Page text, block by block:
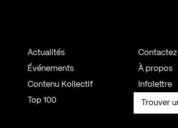
Actualités
Événements
Contenu Kollectif
Top 100
À propos
Infolettre
Trouver